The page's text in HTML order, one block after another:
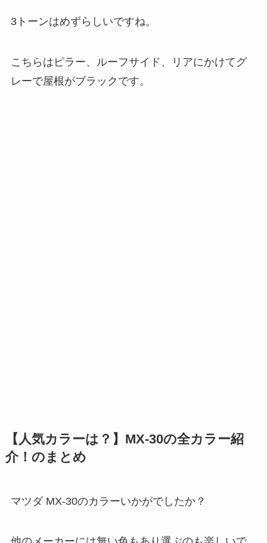
3トーンはめずらしいですね。
こちらはピラー、ルーフサイド、リアにかけてグ
レーで屋根がブラックです。
【人気カラーは？】MX-30の全カラー紹
介！のまとめ
マツダ MX-30のカラーいかがでしたか？